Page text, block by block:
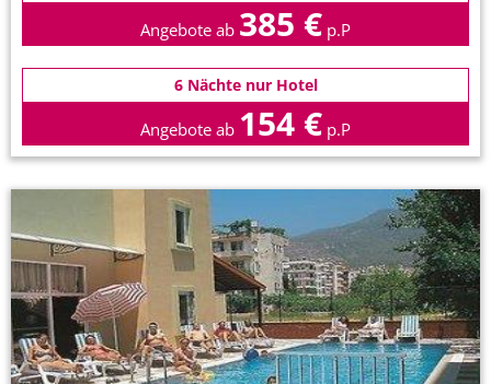
Angebote ab 385 € p.P
6 Nächte nur Hotel
Angebote ab 154 € p.P